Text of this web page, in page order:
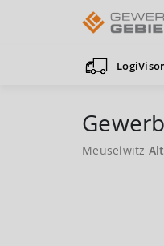
LogiVisor
Meuselwitz